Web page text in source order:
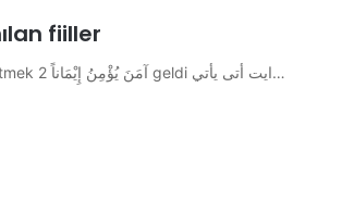
fiiller
Mazi Muzâri Emir veya İsim Hali 1 İnanmak- imanetmek آمَنَ يُؤْمِنُ إِيْمَاناً 2 geldi أتى يأتي‎‎ ايت‎…